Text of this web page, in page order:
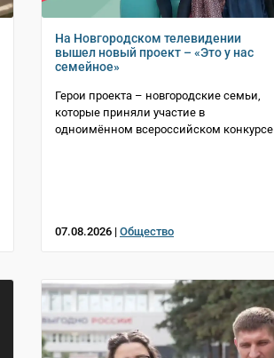
На Новгородском телевидении
вышел новый проект – «Это у нас
семейное»
Герои проекта – новгородские семьи,
которые приняли участие в
одноимённом всероссийском конкурсе
07.08.2026 | Общество